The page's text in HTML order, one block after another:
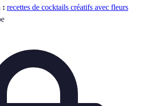
: recettes de cocktails créatifs avec fleurs